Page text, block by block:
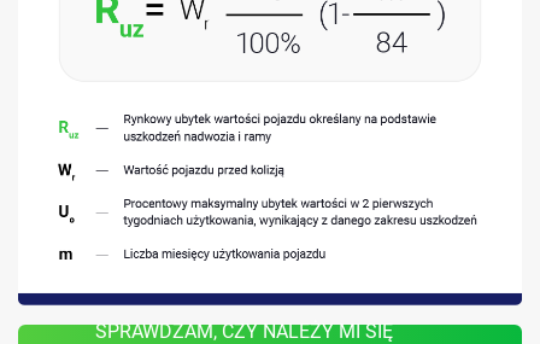
SPRAWDZAM, CZY NALEŻY MI SIĘ